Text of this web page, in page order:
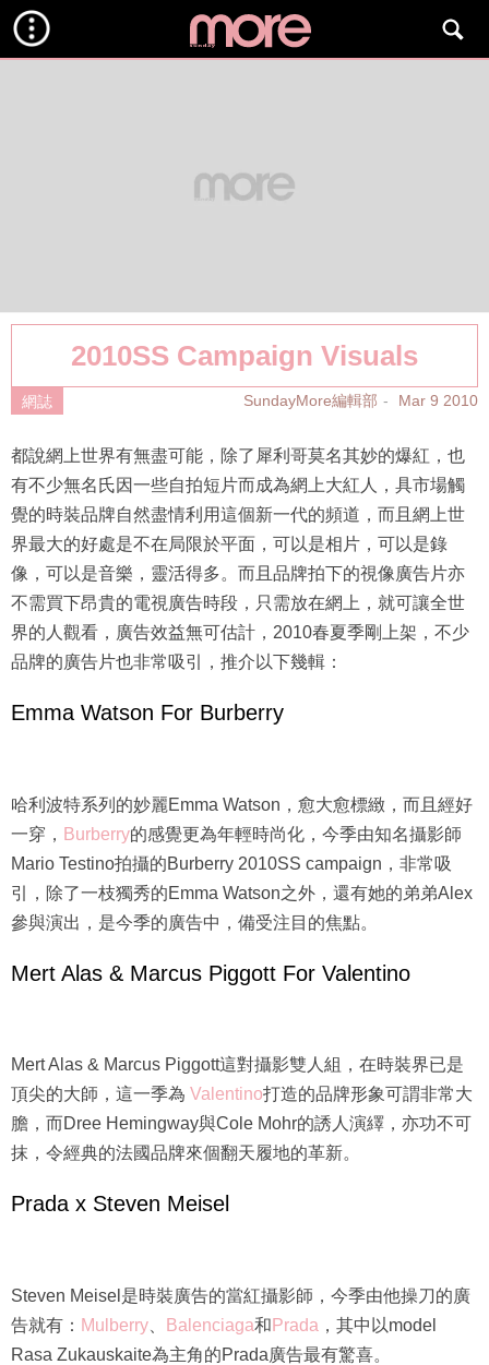
2010SS Campaign Visuals
網誌 SundayMore編輯部 Mar 9 2010
都說網上世界有無盡可能，除了犀利哥莫名其妙的爆紅，也
有不少無名氏因一些自拍短片而成為網上大紅人，具市場觸
覺的時裝品牌自然盡情利用這個新一代的頻道，而且網上世
界最大的好處是不在局限於平面，可以是相片，可以是錄
像，可以是音樂，靈活得多。而且品牌拍下的視像廣告片亦
不需買下昂貴的電視廣告時段，只需放在網上，就可讓全世
界的人觀看，廣告效益無可估計，2010春夏季剛上架，不少
品牌的廣告片也非常吸引，推介以下幾輯：
Emma Watson For Burberry
哈利波特系列的妙麗Emma Watson，愈大愈標緻，而且經好
一穿， Burberry的感覺更為年輕時尚化，今季由知名攝影師
Mario Testino拍攝的Burberry 2010SS campaign，非常吸
引，除了一枝獨秀的Emma Watson之外，還有她的弟弟Alex
參與演出，是今季的廣告中，備受注目的焦點。
Mert Alas & Marcus Piggott For Valentino
Mert Alas & Marcus Piggott這對攝影雙人組，在時裝界已是
頂尖的大師，這一季為 Valentino打造的品牌形象可謂非常大
膽，而Dree Hemingway與Cole Mohr的誘人演繹，亦功不可
抹，令經典的法國品牌來個翻天履地的革新。
Prada x Steven Meisel
Steven Meisel是時裝廣告的當紅攝影師，今季由他操刀的廣
告就有： Mulberry Balenciaga和 Prada ，其中以model
Rasa Zukauskaite為主角的Prada廣告最有驚喜。